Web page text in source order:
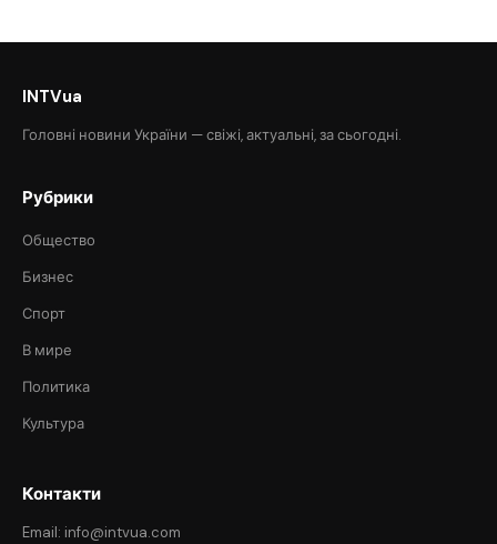
INTVua
Головні новини України — свіжі, актуальні, за сьогодні.
Рубрики
Общество
Бизнес
Спорт
В мире
Политика
Культура
Контакти
Email: info@intvua.com